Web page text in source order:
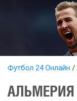
Футбол 24 Онлайн
АЛЬМЕРИЯ